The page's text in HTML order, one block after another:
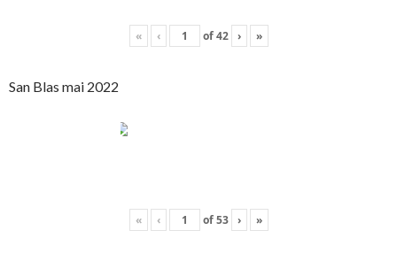
« ‹ of42 › »
San Blas mai 2022
« ‹ of53 › »